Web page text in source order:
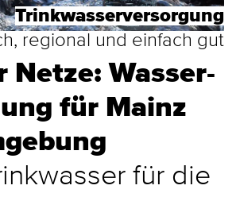
Trinkwasserversorgung
regional und einfach gut
Netze: Was­ser­
für Mainz
für die